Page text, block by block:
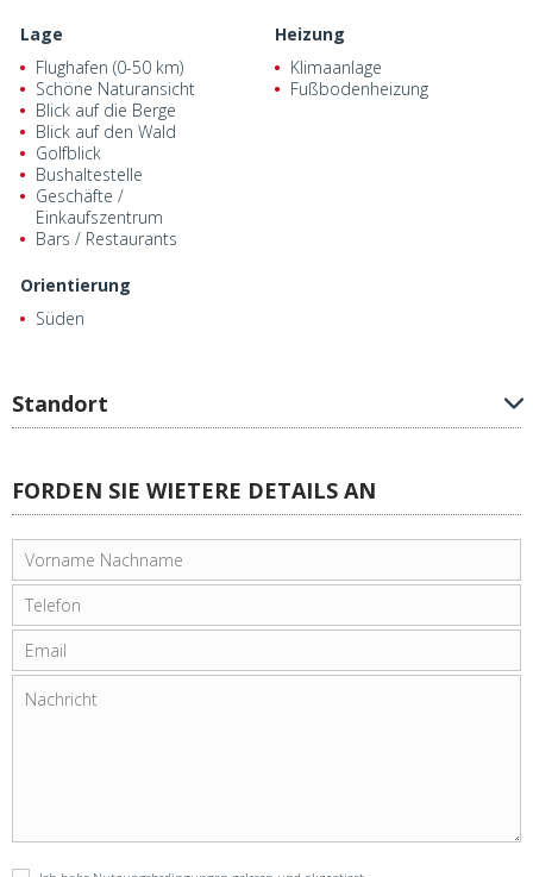
Lage
Flughafen (0-50 km)
Schöne Naturansicht
Blick auf die Berge
Blick auf den Wald
Golfblick
Bushaltestelle
Geschäfte /
Einkaufszentrum
Bars / Restaurants
Heizung
Klimaanlage
Fußbodenheizung
Orientierung
Süden
Standort
FORDEN SIE WIETERE DETAILS AN